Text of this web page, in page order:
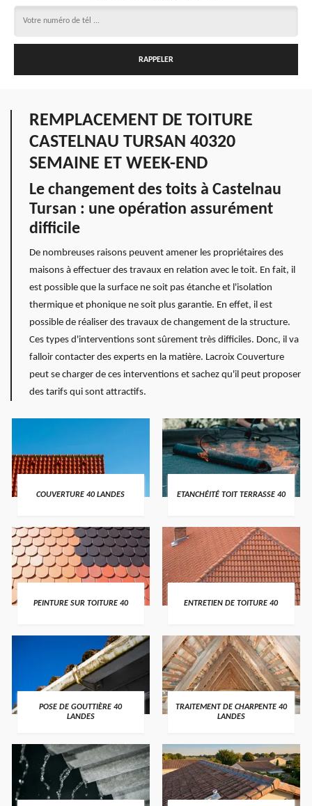
REMPLACEMENT DE TOITURE
CASTELNAU TURSAN 40320
SEMAINE ET WEEK-END
Le changement des toits à Castelnau
Tursan : une opération assurément
difficile
De nombreuses raisons peuvent amener les propriétaires des
maisons à effectuer des travaux en relation avec le toit. En fait, il
est possible que la surface ne soit pas étanche et l'isolation
thermique et phonique ne soit plus garantie. En effet, il est
possible de réaliser des travaux de changement de la structure.
Ces types d'interventions sont sûrement très difficiles. Donc, il va
falloir contacter des experts en la matière. Lacroix Couverture
peut se charger de ces interventions et sachez qu'il peut proposer
des tarifs qui sont attractifs.
COUVERTURE 40 LANDES ETANCHÉITÉ TOIT TERRASSE 40
PEINTURE SUR TOITURE 40 ENTRETIEN DE TOITURE 40
POSE DE GOUTTIÈRE 40
LANDES
TRAITEMENT DE CHARPENTE 40
LANDES